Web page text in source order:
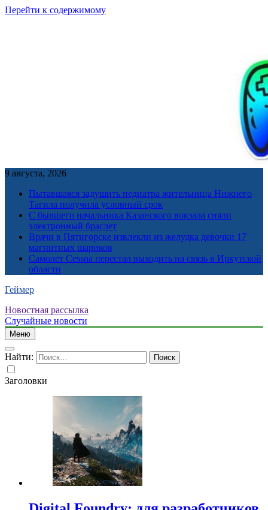
Перейти к содержимому
9 августа, 2026
Пытавшаяся задушить педиатра жительница Нижнего
Тагила получила условный срок
С бывшего начальника Казанского вокзала сняли
электронный браслет
Врачи в Пятигорске извлекли из желудка девочки 17
магнитных шариков
Самолет Cessna перестал выходить на связь в Иркутской
области
Геймер
Новостная рассылка
Случайные новости
Меню
Найти:
Заголовки